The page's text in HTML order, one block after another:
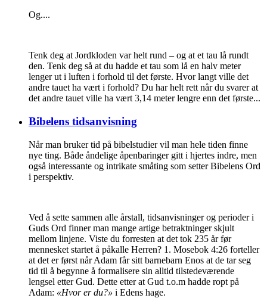
Og....
Tenk deg at Jordkloden var helt rund – og at et tau lå rundt
den. Tenk deg så at du hadde et tau som lå en halv meter
lenger ut i luften i forhold til det første. Hvor langt ville det
andre tauet ha vært i forhold? Du har helt rett når du svarer at
det andre tauet ville ha vært 3,14 meter lengre enn det første...
Bibelens tidsanvisning
Når man bruker tid på bibelstudier vil man hele tiden finne
nye ting. Både åndelige åpenbaringer gitt i hjertes indre, men
også interessante og intrikate småting som setter Bibelens Ord
i perspektiv.
Ved å sette sammen alle årstall, tidsanvisninger og perioder i
Guds Ord finner man mange artige betraktninger skjult
mellom linjene. Viste du forresten at det tok 235 år før
mennesket startet å påkalle Herren? 1. Mosebok 4:26 forteller
at det er først når Adam får sitt barnebarn Enos at de tar seg
tid til å begynne å formalisere sin alltid tilstedeværende
lengsel etter Gud. Dette etter at Gud t.o.m hadde ropt på
Adam: «Hvor er du?» i Edens hage.